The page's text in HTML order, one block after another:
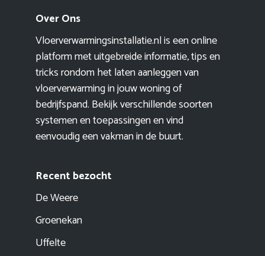
Over Ons
Vloerverwarmingsinstallatie.nl is een online
platform met uitgebreide informatie, tips en
tricks rondom het laten aanleggen van
vloerverwarming in jouw woning of
bedrijfspand. Bekijk verschillende soorten
systemen en toepassingen en vind
eenvoudig een vakman in de buurt.
Recent bezocht
De Weere
Groenekan
Uffelte